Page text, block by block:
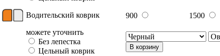
Водительский коврик 900
1500
можете уточнить
Без лепестка
Цельный коврик
В корзину